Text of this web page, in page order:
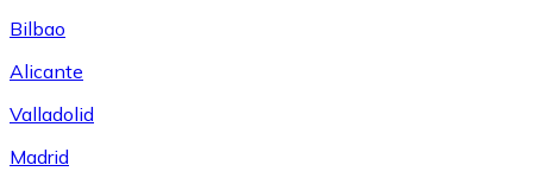
Bilbao
Alicante
Valladolid
Madrid